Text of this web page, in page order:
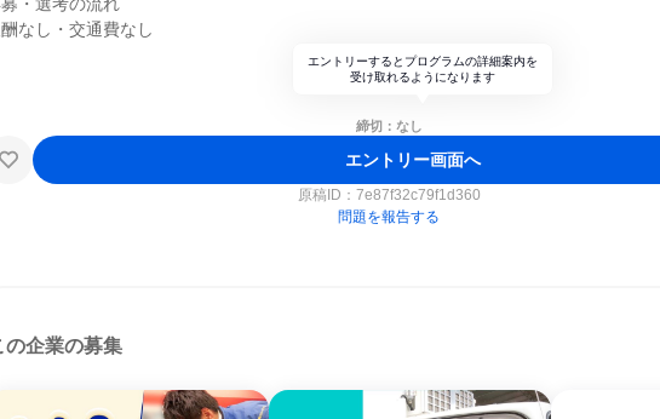
なし・交通費なし
エントリーするとプログラムの詳細案内を
受け取れるようになります
締切：なし
エントリー画面へ
原稿ID： 7e87f32c79f1d360
問題を報告する
の企業の募集